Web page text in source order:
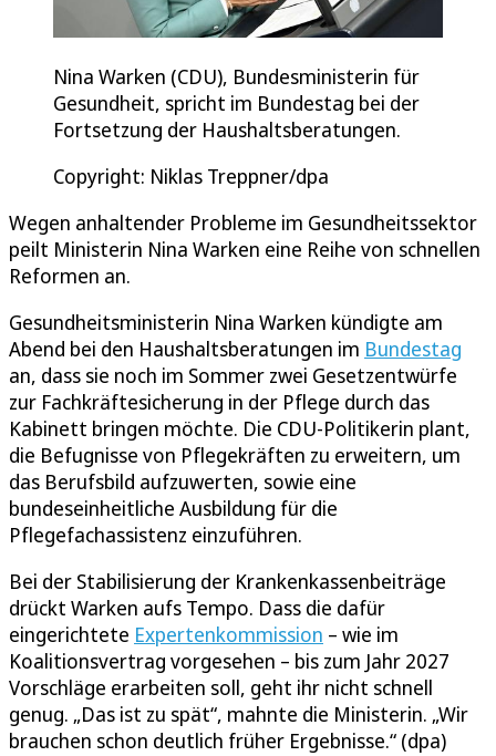
Nina Warken (CDU), Bundesministerin für
Gesundheit, spricht im Bundestag bei der
Fortsetzung der Haushaltsberatungen.
Copyright: Niklas Treppner/dpa
Wegen anhaltender Probleme im Gesundheitssektor
peilt Ministerin Nina Warken eine Reihe von schnellen
Reformen an.
Gesundheitsministerin Nina Warken kündigte am
Abend bei den Haushaltsberatungen im Bundestag
an, dass sie noch im Sommer zwei Gesetzentwürfe
zur Fachkräftesicherung in der Pflege durch das
Kabinett bringen möchte. Die CDU-Politikerin plant,
die Befugnisse von Pflegekräften zu erweitern, um
das Berufsbild aufzuwerten, sowie eine
bundeseinheitliche Ausbildung für die
Pflegefachassistenz einzuführen.
Bei der Stabilisierung der Krankenkassenbeiträge
drückt Warken aufs Tempo. Dass die dafür
eingerichtete Expertenkommission – wie im
Koalitionsvertrag vorgesehen – bis zum Jahr 2027
Vorschläge erarbeiten soll, geht ihr nicht schnell
genug. „Das ist zu spät“, mahnte die Ministerin. „Wir
brauchen schon deutlich früher Ergebnisse.“ (dpa)